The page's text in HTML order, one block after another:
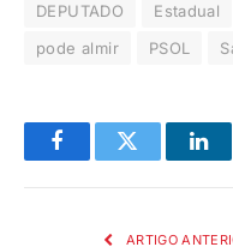
DEPUTADO Estadual
pode almir
PSOL
FacebookTwitter
ARTIGO